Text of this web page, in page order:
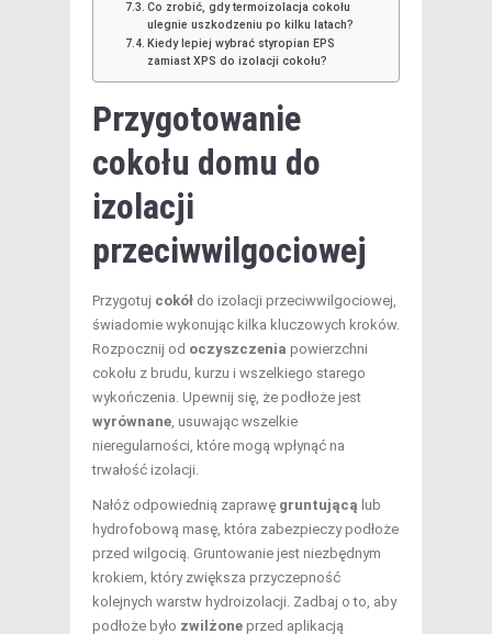
Co zrobić, gdy termoizolacja cokołu
ulegnie uszkodzeniu po kilku latach?
Kiedy lepiej wybrać styropian EPS
zamiast XPS do izolacji cokołu?
Przygotowanie
cokołu domu do
izolacji
przeciwwilgociowej
Przygotuj cokół do izolacji przeciwwilgociowej,
świadomie wykonując kilka kluczowych kroków.
Rozpocznij od oczyszczenia powierzchni
cokołu z brudu, kurzu i wszelkiego starego
wykończenia. Upewnij się, że podłoże jest
wyrównane , usuwając wszelkie
nieregularności, które mogą wpłynąć na
trwałość izolacji.
Nałóż odpowiednią zaprawę gruntującą lub
hydrofobową masę, która zabezpieczy podłoże
przed wilgocią. Gruntowanie jest niezbędnym
krokiem, który zwiększa przyczepność
kolejnych warstw hydroizolacji. Zadbaj o to, aby
podłoże było zwilżone przed aplikacją